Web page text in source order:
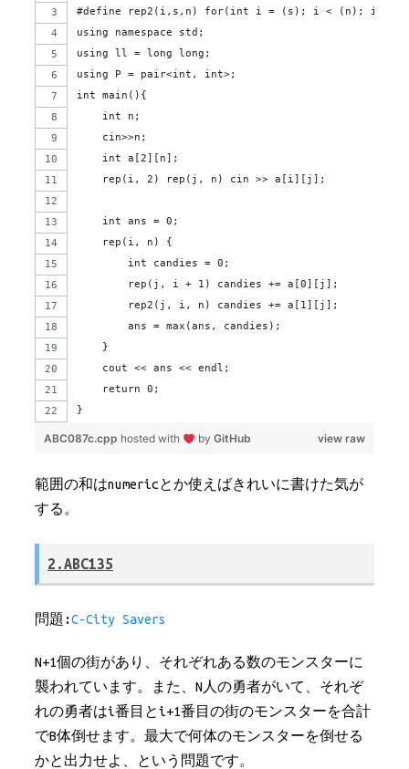
#define rep2(i,s,n) for(int i = (s); i < (n); i++)
using namespace std;
using ll = long long;
using P = pair<int, int>;
int main(){
    int n;
    cin>>n;
    int a[2][n];
    rep(i, 2) rep(j, n) cin >> a[i][j];
    int ans = 0;
    rep(i, n) {
        int candies = 0;
        rep(j, i + 1) candies += a[0][j];
        rep2(j, i, n) candies += a[1][j];
        ans = max(ans, candies);
    }
    cout << ans << endl;
    return 0;
}
view raw
ABC087c.cpp hosted with by GitHub
範囲の和はnumericとか使えばきれいに書けた気が
する。
2.ABC135
問題:C-City Savers
N+1個の街があり、それぞれある数のモンスターに
襲われています。また、N人の勇者がいて、それぞ
れの勇者はi番目とi+1番目の街のモンスターを合計
でB体倒せます。最大で何体のモンスターを倒せる
かと出力せよ、という問題です。